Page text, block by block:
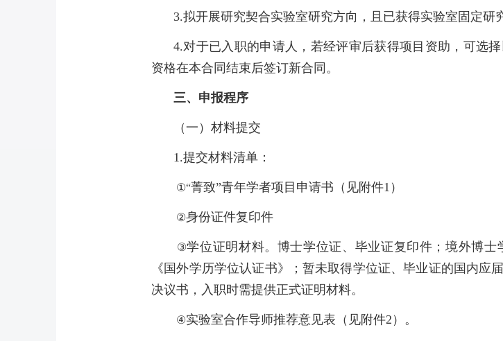
3.拟开展研究契合实验室研究方向，且已获得实验室固定研
4.对于已入职的申请人，若经评审后获得项目资助，可选
资格在本合同结束后签订新合同。
三、申报程序
（一）材料提交
1.提交材料清单：
①“菁致”青年学者项目申请书（见附件1 ）
②身份证件复印件
③学位证明材料。博士学位证、毕业证复印件；境外博
《国外学历学位认证书》；暂未取得学位证、毕业证的国内
决议书，入职时需提供正式证明材料。
④实验室合作导师推荐意见表（见附件2 ）。